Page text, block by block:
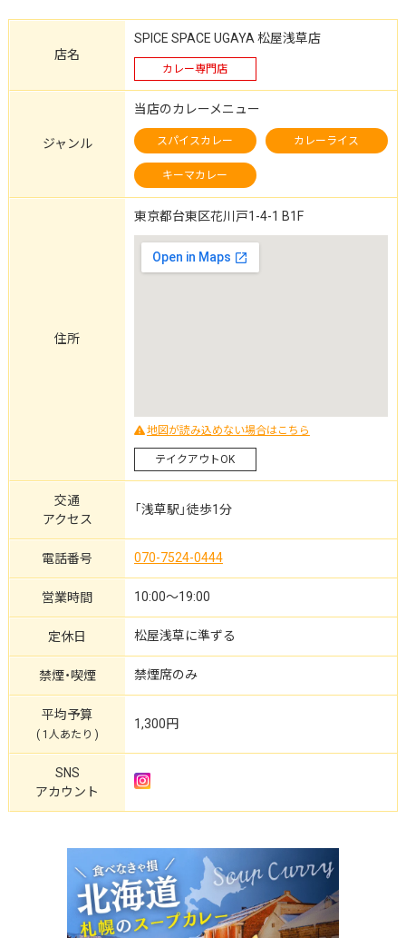
店名
SPICE SPACE UGAYA 松屋浅草店
カレー専門店
ジャンル
当店のカレーメニュー
スパイスカレー カレーライス
キーマカレー
住所
東京都台東区花川戸1-4-1 B1F
地図が読み込めない場合はこちら
テイクアウトOK
交通
アクセス
「浅草駅」徒歩1分
電話番号 070-7524-0444
営業時間 10:00～19:00
定休日 松屋浅草に準ずる
禁煙・喫煙 禁煙席のみ
平均予算
( 1人あたり )
1,300円
SNS
アカウント